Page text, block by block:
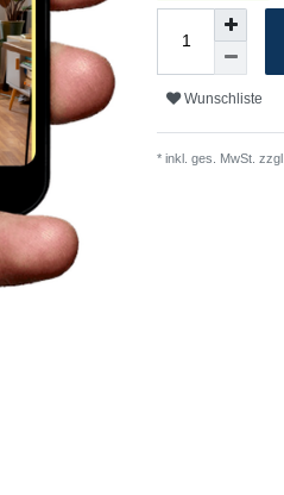
Wunschliste
* inkl. ges. MwSt. zzgl.